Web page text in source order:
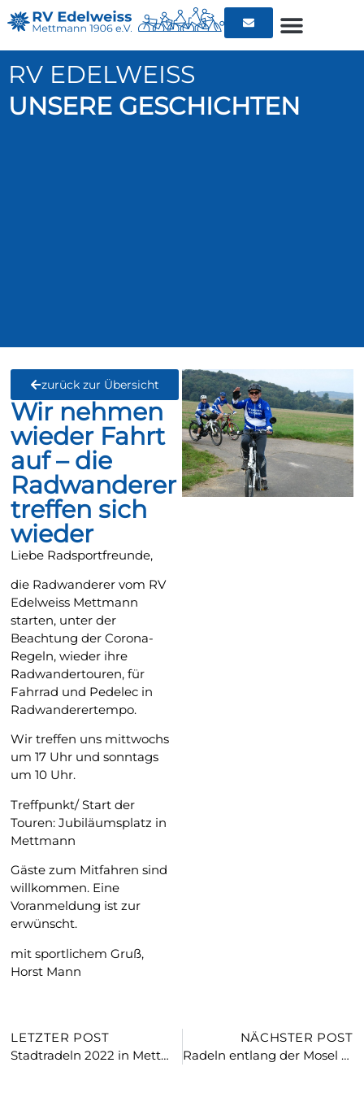
RV EDELWEISS
UNSERE GESCHICHTEN
zurück zur Übersicht
Wir nehmen
wieder Fahrt
auf – die
Radwanderer
treffen sich
wieder
Liebe Radsportfreunde,
die Radwanderer vom RV
Edelweiss Mettmann
starten, unter der
Beachtung der Corona-
Regeln, wieder ihre
Radwandertouren, für
Fahrrad und Pedelec in
Radwanderertempo.
Wir treffen uns mittwochs
um 17 Uhr und sonntags
um 10 Uhr.
Treffpunkt/ Start der
Touren: Jubiläumsplatz in
Mettmann
Gäste zum Mitfahren sind
willkommen. Eine
Voranmeldung ist zur
erwünscht.
mit sportlichem Gruß,
Horst Mann
LETZTER POST
Stadtradeln 2022 in Mettmann und RV Edelweiß ganz vorne dabei…
NÄCHSTER POST
Radeln entlang der Mosel mit dem RV Edelweiss